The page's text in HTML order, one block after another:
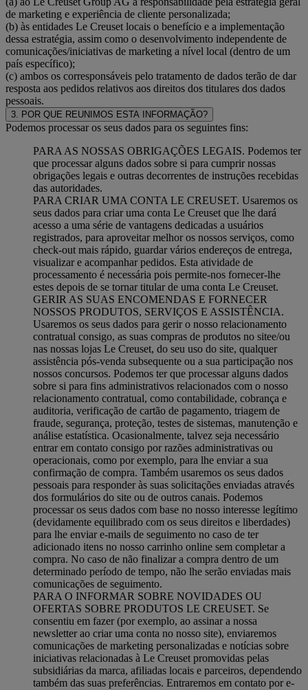
de marketing e experiência de cliente personalizada;
(b) às entidades Le Creuset locais o benefício e a implementação
dessa estratégia, assim como o desenvolvimento independente de
comunicações/iniciativas de marketing a nível local (dentro de um
país específico);
(c) ambos os corresponsáveis pelo tratamento de dados terão de dar
resposta aos pedidos relativos aos direitos dos titulares dos dados
pessoais.
3. POR QUE REUNIMOS ESTA INFORMAÇÃO?
Podemos processar os seus dados para os seguintes fins:
PARA AS NOSSAS OBRIGAÇÕES LEGAIS. Podemos ter
que processar alguns dados sobre si para cumprir nossas
obrigações legais e outras decorrentes de instruções recebidas
das autoridades.
PARA CRIAR UMA CONTA LE CREUSET. Usaremos os
seus dados para criar uma conta Le Creuset que lhe dará
acesso a uma série de vantagens dedicadas a usuários
registrados, para aproveitar melhor os nossos serviços, como
check-out mais rápido, guardar vários endereços de entrega,
visualizar e acompanhar pedidos. Esta atividade de
processamento é necessária pois permite-nos fornecer-lhe
estes depois de se tornar titular de uma conta Le Creuset.
GERIR AS SUAS ENCOMENDAS E FORNECER
NOSSOS PRODUTOS, SERVIÇOS E ASSISTÊNCIA.
Usaremos os seus dados para gerir o nosso relacionamento
contratual consigo, as suas compras de produtos no sitee/ou
nas nossas lojas Le Creuset, do seu uso do site, qualquer
assistência pós-venda subsequente ou a sua participação nos
nossos concursos. Podemos ter que processar alguns dados
sobre si para fins administrativos relacionados com o nosso
relacionamento contratual, como contabilidade, cobrança e
auditoria, verificação de cartão de pagamento, triagem de
fraude, segurança, proteção, testes de sistemas, manutenção e
análise estatística. Ocasionalmente, talvez seja necessário
entrar em contato consigo por razões administrativas ou
operacionais, como por exemplo, para lhe enviar a sua
confirmação de compra. Também usaremos os seus dados
pessoais para responder às suas solicitações enviadas através
dos formulários do site ou de outros canais. Podemos
processar os seus dados com base no nosso interesse legítimo
(devidamente equilibrado com os seus direitos e liberdades)
para lhe enviar e-mails de seguimento no caso de ter
adicionado itens no nosso carrinho online sem completar a
compra. No caso de não finalizar a compra dentro de um
determinado período de tempo, não lhe serão enviadas mais
comunicações de seguimento.
PARA O INFORMAR SOBRE NOVIDADES OU
OFERTAS SOBRE PRODUTOS LE CREUSET. Se
consentiu em fazer (por exemplo, ao assinar a nossa
newsletter ao criar uma conta no nosso site), enviaremos
comunicações de marketing personalizadas e notícias sobre
iniciativas relacionadas à Le Creuset promovidas pelas
subsidiárias da marca, afiliadas locais e parceiros, dependendo
também das suas preferências. Entraremos em contato por e-